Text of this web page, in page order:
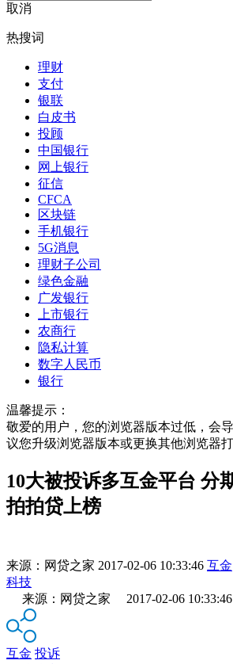
取消
热搜词
理财
支付
银联
白皮书
投顾
中国银行
网上银行
征信
CFCA
区块链
手机银行
5G消息
理财子公司
绿色金融
广发银行
上市银行
农商行
隐私计算
数字人民币
银行
温馨提示：
敬爱的用户，您的浏览器版本过低，会
议您升级浏览器版本或更换其他浏览器打
10大被投诉多互金平台 分
拍拍贷上榜
来源： 网贷之家 2017-02-06 10:33:46 互金
科技
来源：网贷之家 2017-02-06 10:33:46
互金 投诉